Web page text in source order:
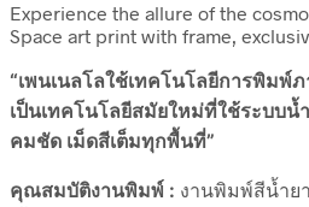
Experience the allure of the
Space art print with frame,
“เพนเนลโลใช้เทคโนโลยีการพิม
เป็นเทคโนโลยีสมัยใหม่ที่ใช้ระบบ
คมชัด เม็ดสีเต็มทุกพื้นที่”
คุณสมบัติงานพิมพ์ : งานพิมพ์สีน้ำย